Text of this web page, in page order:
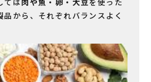
ては肉や魚・卵・大豆を使った
品から、それぞれバランスよく